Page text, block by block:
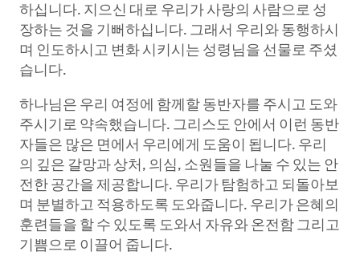
하십니다. 지으신 대로 우리가 사랑의 사람으로 성
장하는 것을 기뻐하십니다. 그래서 우리와 동행하시
며 인도하시고 변화 시키시는 성령님을 선물로 주셨
습니다.
하나님은 우리 여정에 함께할 동반자를 주시고 도와
주시기로 약속했습니다. 그리스도 안에서 이런 동반
자들은 많은 면에서 우리에게 도움이 됩니다. 우리
의 깊은 갈망과 상처, 의심, 소원들을 나눌 수 있는 안
전한 공간을 제공합니다. 우리가 탐험하고 되돌아보
며 분별하고 적용하도록 도와줍니다. 우리가 은혜의
훈련들을 할 수 있도록 도와서 자유와 온전함 그리고
기쁨으로 이끌어 줍니다.